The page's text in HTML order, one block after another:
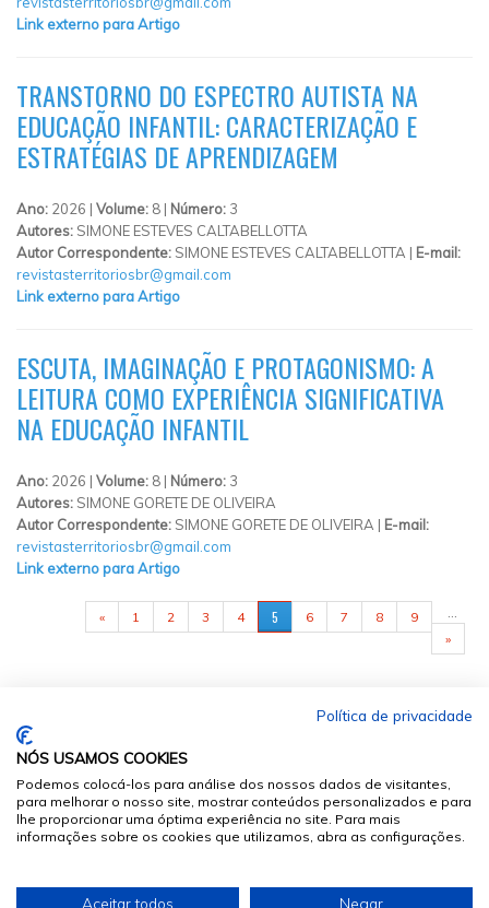
Link externo para Artigo
TRANSTORNO DO ESPECTRO AUTISTA NA
EDUCAÇÃO INFANTIL: CARACTERIZAÇÃO E
ESTRATÉGIAS DE APRENDIZAGEM
Ano: 2026 | Volume: 8 | Número: 3
Autores: SIMONE ESTEVES CALTABELLOTTA
Autor Correspondente: SIMONE ESTEVES CALTABELLOTTA | E-mail:
revistasterritoriosbr@gmail.com
Link externo para Artigo
ESCUTA, IMAGINAÇÃO E PROTAGONISMO: A
LEITURA COMO EXPERIÊNCIA SIGNIFICATIVA
NA EDUCAÇÃO INFANTIL
Ano: 2026 | Volume: 8 | Número: 3
Autores: SIMONE GORETE DE OLIVEIRA
Autor Correspondente: SIMONE GORETE DE OLIVEIRA | E-mail:
revistasterritoriosbr@gmail.com
Link externo para Artigo
PÁGINAS
« 1 2 3 4 5 6 7 8 9
»
© 2026 Sumários.org . Todos os Direitos Reservados
Política de privacidade
NÓS USAMOS COOKIES
Podemos colocá-los para análise dos nossos dados de visitantes,
para melhorar o nosso site, mostrar conteúdos personalizados e para
lhe proporcionar uma óptima experiência no site. Para mais
informações sobre os cookies que utilizamos, abra as configurações.
Aceitar todos Negar